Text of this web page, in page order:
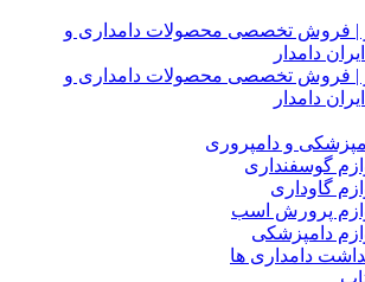
و دامپروری
گوسفنداری
گاوداری
پرورش اسب
دامپزشکی
دامداری ها